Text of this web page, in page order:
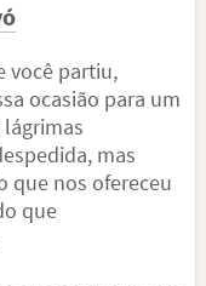
você partiu,
ocasião para um
mas
que nos ofereceu
que